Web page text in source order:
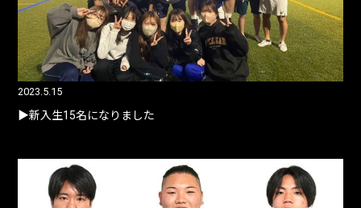
2023.5.15
▶︎新入生15名になりました